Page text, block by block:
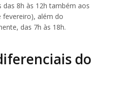
das 8h às 12h também aos
fevereiro), além do
das 7h às 18h.
do